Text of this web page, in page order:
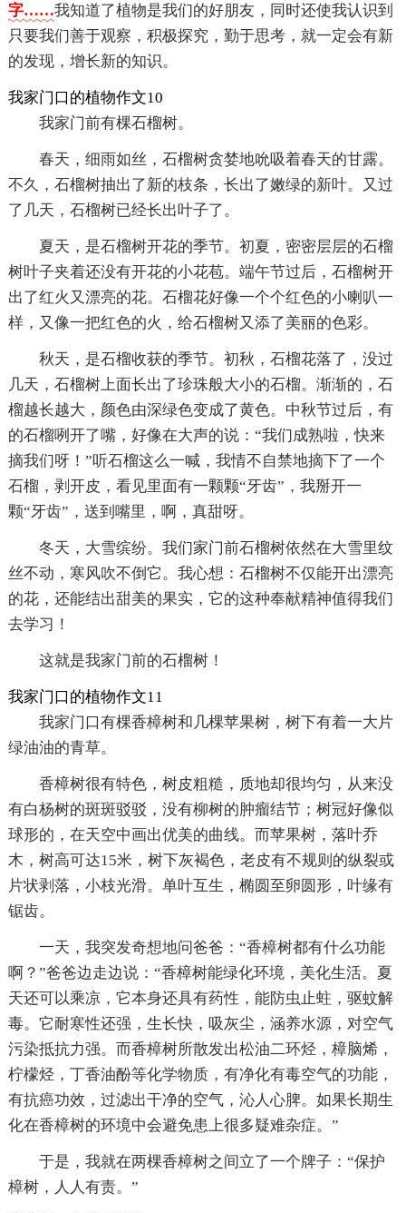
字……我知道了植物是我们的好朋友，同时还使我认识到
只要我们善于观察，积极探究，勤于思考，就一定会有新
的发现，增长新的知识。
我家门口的植物作文10
我家门前有棵石榴树。
春天，细雨如丝，石榴树贪婪地吮吸着春天的甘露。
不久，石榴树抽出了新的枝条，长出了嫩绿的新叶。又过
了几天，石榴树已经长出叶子了。
夏天，是石榴树开花的季节。初夏，密密层层的石榴
树叶子夹着还没有开花的小花苞。端午节过后，石榴树开
出了红火又漂亮的花。石榴花好像一个个红色的小喇叭一
样，又像一把红色的火，给石榴树又添了美丽的色彩。
秋天，是石榴收获的季节。初秋，石榴花落了，没过
几天，石榴树上面长出了珍珠般大小的石榴。渐渐的，石
榴越长越大，颜色由深绿色变成了黄色。中秋节过后，有
的石榴咧开了嘴，好像在大声的说：“我们成熟啦，快来
摘我们呀！”听石榴这么一喊，我情不自禁地摘下了一个
石榴，剥开皮，看见里面有一颗颗“牙齿”，我掰开一
颗“牙齿”，送到嘴里，啊，真甜呀。
冬天，大雪缤纷。我们家门前石榴树依然在大雪里纹
丝不动，寒风吹不倒它。我心想：石榴树不仅能开出漂亮
的花，还能结出甜美的果实，它的这种奉献精神值得我们
去学习！
这就是我家门前的石榴树！
我家门口的植物作文11
我家门口有棵香樟树和几棵苹果树，树下有着一大片
绿油油的青草。
香樟树很有特色，树皮粗糙，质地却很均匀，从来没
有白杨树的斑斑驳驳，没有柳树的肿瘤结节；树冠好像似
球形的，在天空中画出优美的曲线。而苹果树，落叶乔
木，树高可达15米，树下灰褐色，老皮有不规则的纵裂或
片状剥落，小枝光滑。单叶互生，椭圆至卵圆形，叶缘有
锯齿。
一天，我突发奇想地问爸爸：“香樟树都有什么功能
啊？”爸爸边走边说：“香樟树能绿化环境，美化生活。夏
天还可以乘凉，它本身还具有药性，能防虫止蛀，驱蚊解
毒。它耐寒性还强，生长快，吸灰尘，涵养水源，对空气
污染抵抗力强。而香樟树所散发出松油二环烃，樟脑烯，
柠檬烃，丁香油酚等化学物质，有净化有毒空气的功能，
有抗癌功效，过滤出干净的空气，沁人心脾。如果长期生
化在香樟树的环境中会避免患上很多疑难杂症。”
于是，我就在两棵香樟树之间立了一个牌子：“保护
樟树，人人有责。”